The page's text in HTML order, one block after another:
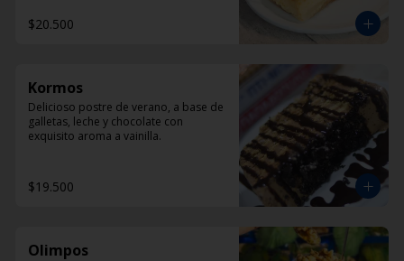
$20.500
Kormos
Delicioso postre de verano, a base de
galletas, leche y chocolate con
exquisito aroma a vainilla.
$19.500
Olimpos